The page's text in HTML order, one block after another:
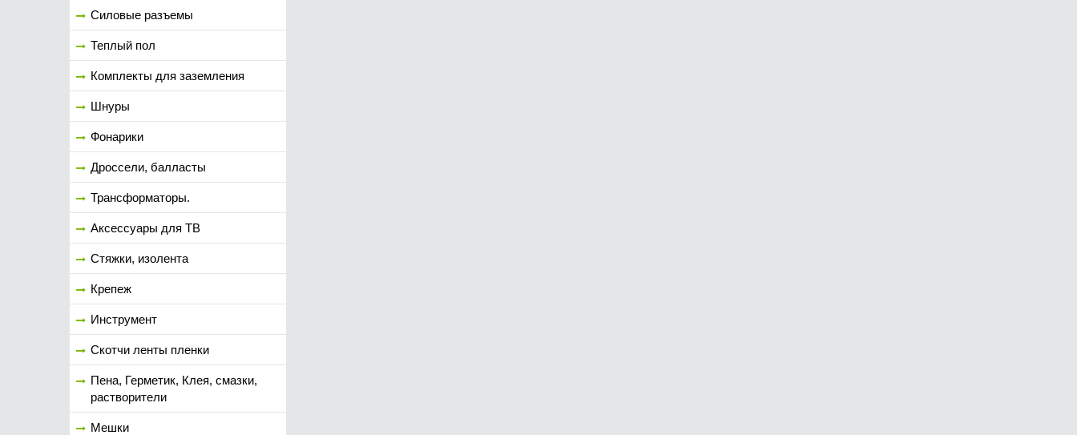
Силовые разъемы
Теплый пол
Комплекты для заземления
Шнуры
Фонарики
Дроссели, балласты
Трансформаторы.
Аксессуары для ТВ
Стяжки, изолента
Крепеж
Инструмент
Скотчи ленты пленки
Пена, Герметик, Клея, смазки,
растворители
Мешки